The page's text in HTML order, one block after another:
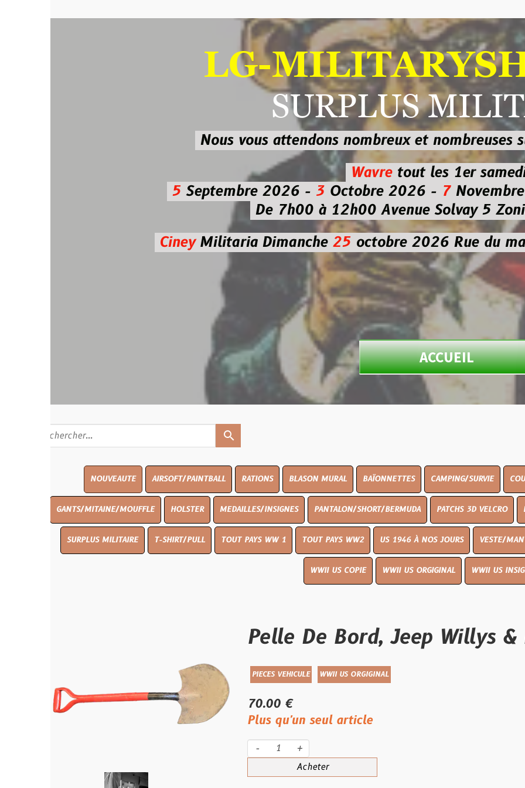
LG-
SURPLUS
Nous vous attendons nombreux et nombreusessur les
Wavre
tout les 1er samedi
Septembre 2026 -3Octobre 2026 - 7Novembre 2026
De 7h00 à 12h00 Avenue Solvay 5 Zoning
MilitariaDimanche25octobre 2026Rue du marché
ACCUEIL
AIRSOFT/PAINTBALL RATIONS BLASON MURAL BAÏONNETTES CAMPING/SURVIE COUTELLERIE
GANTS/MITAINE/MOUFFLE HOLSTER MEDAILLES/INSIGNES PANTALON/SHORT/BERMUDA PATCHS 3D VELCRO PEINTURE
SURPLUS MILITAIRE T-SHIRT/PULL TOUT PAYS WW 1 TOUT PAYS WW2 US 1946 À NOS JOURS VESTE/MANTEAU
WWII US COPIE WWII US ORGIGINAL WWII US INSIGNES
Pelle De Bord, Jeep Willys &
PIECES VEHICULE WWII US ORGIGINAL
70.00 €
Plus qu'un seul article